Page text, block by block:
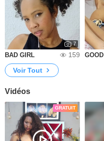
7
BAD GIRL 159
Voir Tout
Vidéos
GRATUIT